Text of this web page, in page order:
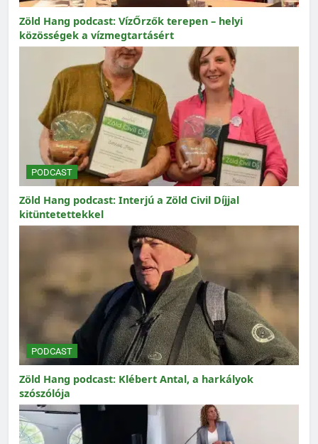
Zöld Hang podcast: VízŐrzők terepen – helyi
közösségek a vízmegtartásért
PODCAST
Zöld Hang podcast: Interjú a Zöld Civil Díjjal
kitüntetettekkel
PODCAST
Zöld Hang podcast: Klébert Antal, a harkályok
szószólója